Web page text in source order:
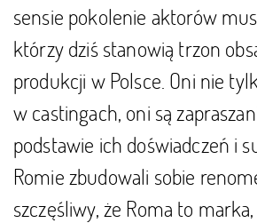
sensie pokolenie aktorów
którzy dziś stanowią trzon
produkcji w Polsce. Oni nie
w castingach, oni są
podstawie ich doświadczeń i
Romie zbudowali sobie
szczęśliwy, że Roma to